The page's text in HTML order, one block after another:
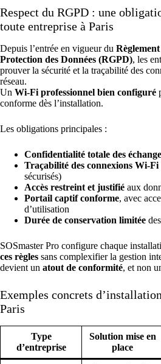
Respect du RGPD : une
toute entreprise à Paris
Depuis l’entrée en vigueur du
Protection des Données (RGPD), les
prouver la sécurité et la traçabilité des
réseau.
Un Wi-Fi professionnel bien configuré
conforme dès l’installation.
Les obligations principales :
Confidentialité totale des
Traçabilité des connexions Wi-Fi
sécurisés)
Accès restreint et justifié aux
Portail captif conforme, avec
d’utilisation
Durée de conservation limitée
SOSmaster Pro configure chaque
ces règles sans complexifier la gestion
devient un atout de conformité, et non
Exemples concrets
Paris
Type
d’entreprise
Solution mise en
place